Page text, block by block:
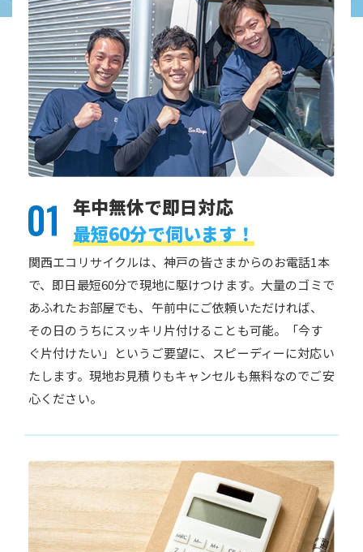
年中無休で即日対応
最短60分で伺います！
関西エコリサイクルは、神戸の皆さまからのお電話1本
で、即日最短60分で現地に駆けつけます。大量のゴミで
あふれたお部屋でも、午前中にご依頼いただければ、
その日のうちにスッキリ片付けることも可能。「今す
ぐ片付けたい」というご要望に、スピーディーに対応い
たします。現地お見積りもキャンセルも無料なのでご安
心ください。